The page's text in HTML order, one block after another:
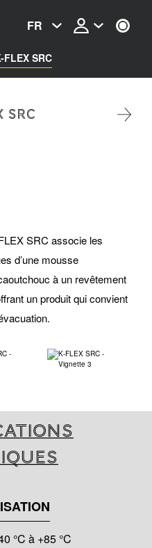
FR
FLEX SRC
SRC
SRC associe les
d’une mousse
à un revêtement
un produit qui convient
°C à +85 °C